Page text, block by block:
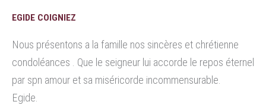
EGIDE COIGNIEZ
Nous présentons a la famille nos sincères et chrétienne
condoléances . Que le seigneur lui accorde le repos éternel
par spn amour et sa miséricorde incommensurable.
Egide.